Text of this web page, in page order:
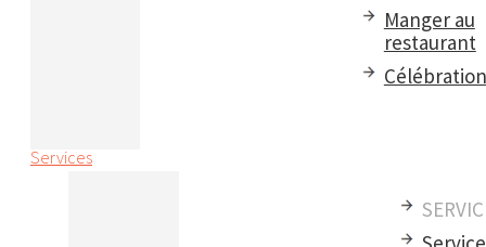
Manger au
restaurant
Services